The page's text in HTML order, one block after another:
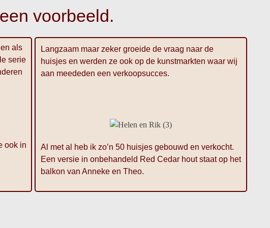
voorbeeld.
als
serie
ook in
Langzaam maar zeker groeide de vraag naar de
huisjes en werden ze ook op de kunstmarkten waar wij
aan meededen een verkoopsucces.
Al met al heb ik zo’n 50 huisjes gebouwd en verkocht.
Een versie in onbehandeld Red Cedar hout staat op het
balkon van Anneke en Theo.